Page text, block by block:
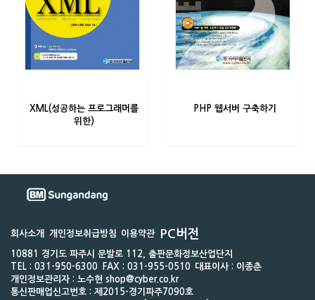
XML(성공하는 프로그래머를
위한)
PHP 웹서버 구축하기
회사소개 개인정보취급방침 이용약관 PC버전
10881 경기도 파주시 문발로 112, 출판문화정보산업단지
TEL : 031-950-6300
FAX : 031-955-0510
대표이사 : 이종춘
개인정보관리자 : 노수현 shop@cyber.co.kr
통신판매업신고번호 : 제2015-경기파주7090호